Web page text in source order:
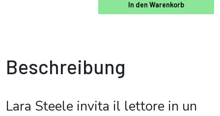
In den Warenkorb
Beschreibung
Lara Steele invita il lettore in un